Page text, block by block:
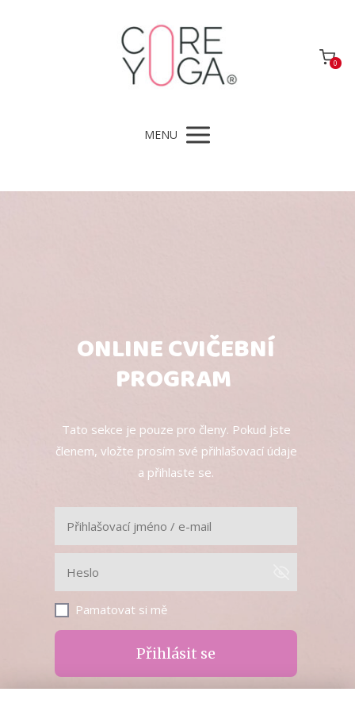
0
MENU
ONLINE CVIČEBNÍ
PROGRAM
Tato sekce je pouze pro členy. Pokud jste
členem, vložte prosím své přihlašovací údaje
a přihlaste se.
Pamatovat si mě
Přihlásit se